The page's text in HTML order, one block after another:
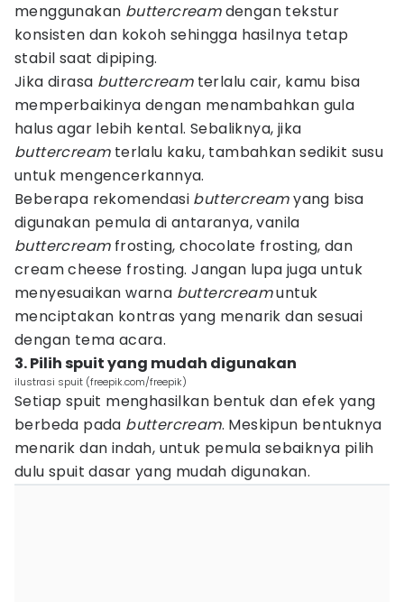
menggunakan buttercreamdengan tekstur
konsisten dan kokoh sehingga hasilnya tetap
stabil saat dipiping.
Jika dirasa buttercreamterlalu cair, kamu bisa
memperbaikinya dengan menambahkan gula
halus agar lebih kental. Sebaliknya, jika
buttercreamterlalu kaku, tambahkan sedikit susu
untuk mengencerkannya.
Beberapa rekomendasi buttercreamyang bisa
digunakan pemula di antaranya, vanila
buttercreamfrosting, chocolate frosting, dan
cream cheese frosting. Jangan lupa juga untuk
menyesuaikan warna buttercreamuntuk
menciptakan kontras yang menarik dan sesuai
dengan tema acara.
3. Pilih spuit yang mudah digunakan
ilustrasi spuit (freepik.com/freepik)
Setiap spuit menghasilkan bentuk dan efek yang
berbeda pada buttercream. Meskipun bentuknya
menarik dan indah, untuk pemula sebaiknya pilih
dulu spuit dasar yang mudah digunakan.